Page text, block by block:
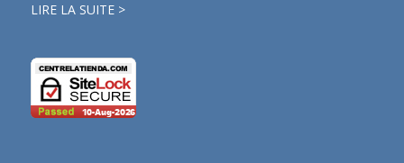
LIRE LA SUITE >